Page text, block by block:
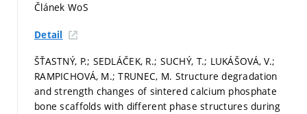
Článek WoS
Detail
ŠŤASTNÝ, P.; SEDLÁČEK, R.; SUCHÝ, T.; LUKÁŠOVÁ, V.;
RAMPICHOVÁ, M.; TRUNEC, M. Structure degradation
and strength changes of sintered calcium phosphate
bone scaffolds with different phase structures during